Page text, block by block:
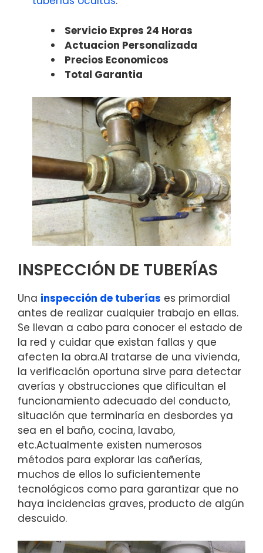
Servicio Expres 24 Horas
Actuacion Personalizada
Precios Economicos
Total Garantia
INSPECCIÓN DE TUBERÍAS
Una inspección de tuberías es primordial
antes de realizar cualquier trabajo en ellas.
Se llevan a cabo para conocer el estado de
la red y cuidar que existan fallas y que
afecten la obra.Al tratarse de una vivienda,
la verificación oportuna sirve para detectar
averías y obstrucciones que dificultan el
funcionamiento adecuado del conducto,
situación que terminaría en desbordes ya
sea en el baño, cocina, lavabo,
etc.Actualmente existen numerosos
métodos para explorar las cañerías,
muchos de ellos lo suficientemente
tecnológicos como para garantizar que no
haya incidencias graves, producto de algún
descuido.